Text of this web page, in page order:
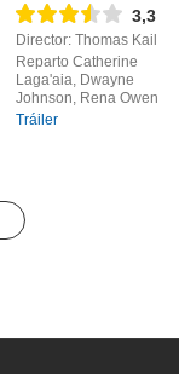
3,3
Director: Thomas Kail
Reparto Catherine
Laga'aia, Dwayne
Johnson, Rena Owen
Tráiler